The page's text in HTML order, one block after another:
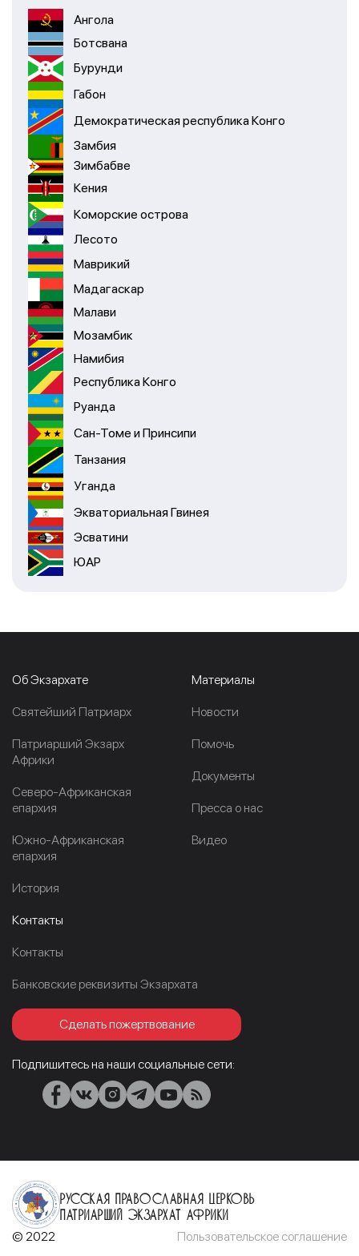
Ангола
Ботсвана
Бурунди
Габон
Демократическая республика Конго
Замбия
Зимбабве
Кения
Коморские острова
Лесото
Маврикий
Мадагаскар
Малави
Мозамбик
Намибия
Республика Конго
Руанда
Сан-Томе и Принсипи
Танзания
Уганда
Экваториальная Гвинея
Эсватини
ЮАР
Об Экзархате
Cвятейший Патриарх
Патриарший Экзарх
Африки
Северо-Африканская
епархия
Южно-Африканская
епархия
История
Материалы
Новости
Помочь
Документы
Пресса о нас
Видео
Контакты
Контакты
Банковские реквизиты Экзархата
Сделать пожертвование
Подпишитесь на наши социальные сети:
Русская Православная Церковь
Патриарший Экзархат Африки
© 2022 Пользовательское соглашение